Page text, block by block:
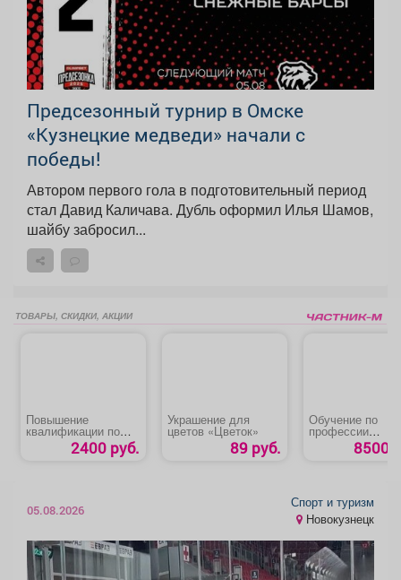
Предсезонный турнир в Омске
«Кузнецкие медведи» начали с
победы!
Автором первого гола в подготовительный период
стал Давид Каличава. Дубль оформил Илья Шамов,
шайбу забросил...
ТОВАРЫ, СКИДКИ, АКЦИИ
Повышение
квалификации по
областям
промышленной2400 руб.
Украшение для
цветов «Цветок»
89 руб.
Обучение по
профессии
обслуживанию и
8500
05.08.2026
Спорт и туризм
Новокузнецк